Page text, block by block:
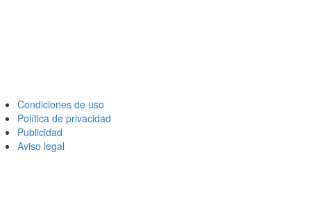
Condiciones de uso
Política de privacidad
Publicidad
Aviso legal